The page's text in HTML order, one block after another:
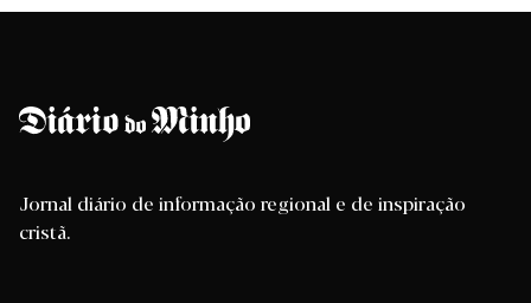
Jornal diário de informação regional e de inspiração
cristã.